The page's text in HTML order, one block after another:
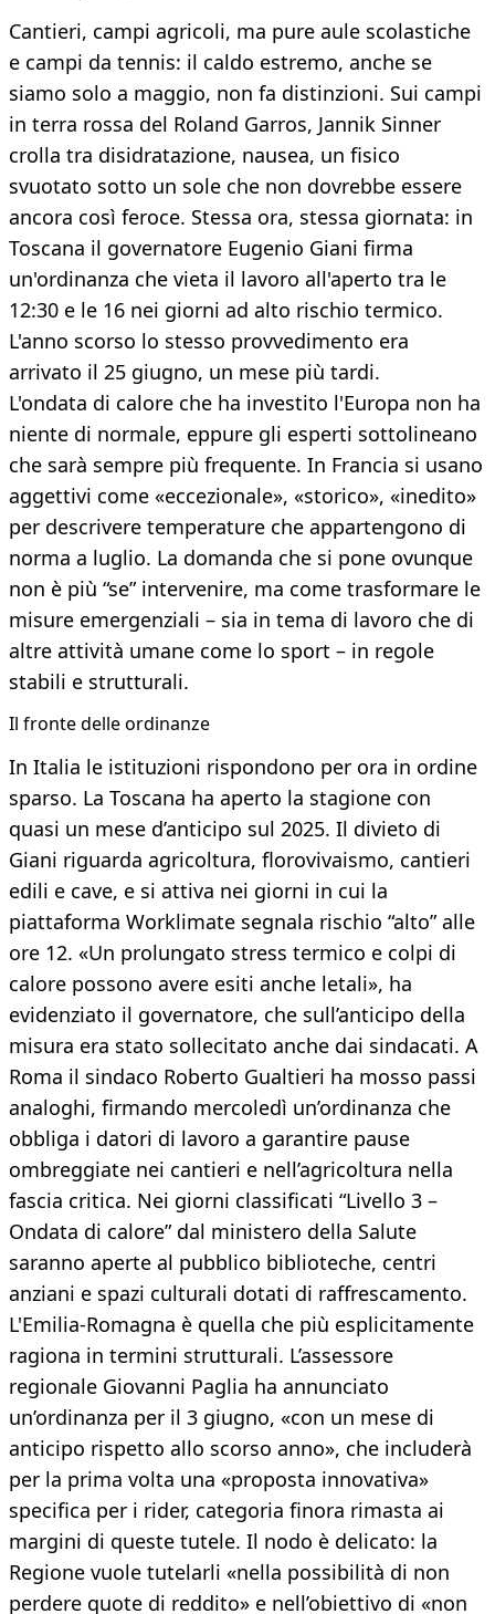
Cantieri, campi agricoli, ma pure aule scolastiche
e campi da tennis: il caldo estremo, anche se
siamo solo a maggio, non fa distinzioni. Sui campi
in terra rossa del Roland Garros, Jannik Sinner
crolla tra disidratazione, nausea, un fisico
svuotato sotto un sole che non dovrebbe essere
ancora così feroce. Stessa ora, stessa giornata: in
Toscana il governatore Eugenio Giani firma
un'ordinanza che vieta il lavoro all'aperto tra le
12:30 e le 16 nei giorni ad alto rischio termico.
L'anno scorso lo stesso provvedimento era
arrivato il 25 giugno, un mese più tardi.
L'ondata di calore che ha investito l'Europa non ha
niente di normale, eppure gli esperti sottolineano
che sarà sempre più frequente. In Francia si usano
aggettivi come «eccezionale», «storico», «inedito»
per descrivere temperature che appartengono di
norma a luglio. La domanda che si pone ovunque
non è più “se” intervenire, ma come trasformare le
misure emergenziali – sia in tema di lavoro che di
altre attività umane come lo sport – in regole
stabili e strutturali.
Il fronte delle ordinanze
In Italia le istituzioni rispondono per ora in ordine
sparso. La Toscana ha aperto la stagione con
quasi un mese d’anticipo sul 2025. Il divieto di
Giani riguarda agricoltura, florovivaismo, cantieri
edili e cave, e si attiva nei giorni in cui la
piattaforma Worklimate segnala rischio “alto” alle
ore 12. «Un prolungato stress termico e colpi di
calore possono avere esiti anche letali», ha
evidenziato il governatore, che sull’anticipo della
misura era stato sollecitato anche dai sindacati. A
Roma il sindaco Roberto Gualtieri ha mosso passi
analoghi, firmando mercoledì un’ordinanza che
obbliga i datori di lavoro a garantire pause
ombreggiate nei cantieri e nell’agricoltura nella
fascia critica. Nei giorni classificati “Livello 3 –
Ondata di calore” dal ministero della Salute
saranno aperte al pubblico biblioteche, centri
anziani e spazi culturali dotati di raffrescamento.
L'Emilia-Romagna è quella che più esplicitamente
ragiona in termini strutturali. L’assessore
regionale Giovanni Paglia ha annunciato
un’ordinanza per il 3 giugno, «con un mese di
anticipo rispetto allo scorso anno», che includerà
per la prima volta una «proposta innovativa»
specifica per i rider, categoria finora rimasta ai
margini di queste tutele. Il nodo è delicato: la
Regione vuole tutelarli «nella possibilità di non
perdere quote di reddito» e nell’obiettivo di «non